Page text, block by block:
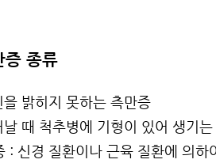
증 종류
밝히지 못하는 측만증
때 척추병에 기형이 있어 생기는
신경 질환이나 근육 질환에 의하